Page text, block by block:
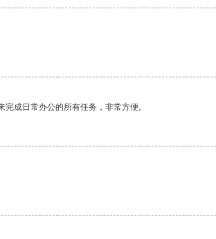
成日常办公的所有任务，非常方便。